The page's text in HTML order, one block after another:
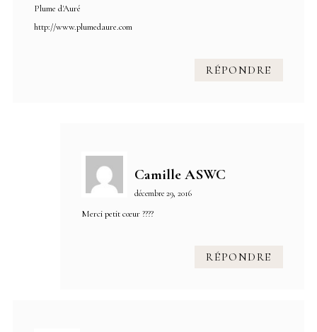
Plume d'Auré
http://www.plumedaure.com
RÉPONDRE
Camille ASWC
décembre 29, 2016
Merci petit cœur ????
RÉPONDRE